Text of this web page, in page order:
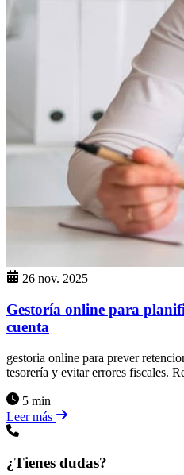
26 nov. 2025
Gestoría online para
cuenta
gestoria online para prever
tesorería y evitar errores fiscales.
5 min
Leer más
¿Tienes dudas?